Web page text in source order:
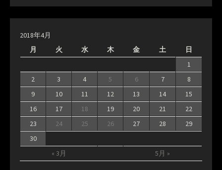
2018年4月
月
火 水 木 金 土 日
« 3月 5月 »
1
2
3 4 5 6 7
8
9
10 11 12 13 14
15
16
17 18 19 20 21
22
23
24 25 26 27 28
29
30